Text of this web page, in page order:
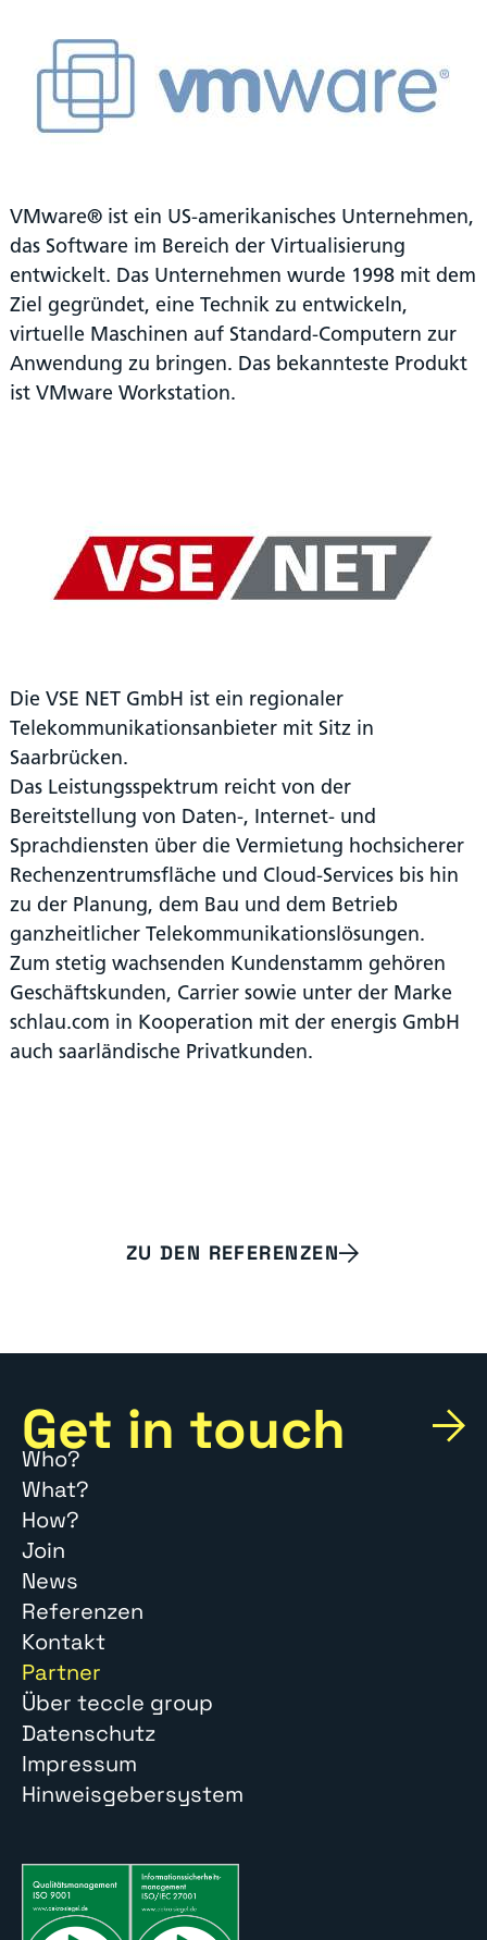
VMware® ist ein US-amerikanisches Unternehmen,
das Software im Bereich der Virtualisierung
entwickelt. Das Unternehmen wurde 1998 mit dem
Ziel gegründet, eine Technik zu entwickeln,
virtuelle Maschinen auf Standard-Computern zur
Anwendung zu bringen. Das bekannteste Produkt
ist VMware Workstation.
Die VSE NET GmbH ist ein regionaler
Telekommunikationsanbieter mit Sitz in
Saarbrücken.
Das Leistungsspektrum reicht von der
Bereitstellung von Daten-, Internet- und
Sprachdiensten über die Vermietung hochsicherer
Rechenzentrumsfläche und Cloud-Services bis hin
zu der Planung, dem Bau und dem Betrieb
ganzheitlicher Telekommunikationslösungen.
Zum stetig wachsenden Kundenstamm gehören
Geschäftskunden, Carrier sowie unter der Marke
schlau.com in Kooperation mit der energis GmbH
auch saarländische Privatkunden.
ZU DEN REFERENZEN
Get in touch
Who?
What?
How?
Join
News
Referenzen
Kontakt
Partner
Über teccle group
Datenschutz
Impressum
Hinweisgebersystem